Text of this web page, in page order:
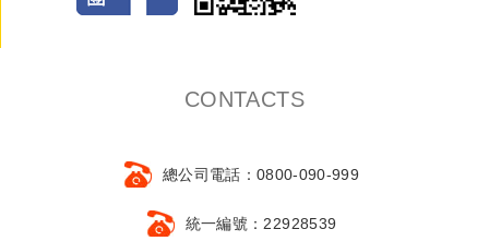
CONTACTS
總公司電話：0800-090-999
統一編號：22928539